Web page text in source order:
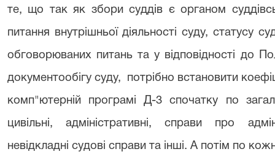
те, що так як збори суддів є органом
питання внутрішньої діяльності суду, статусу
обговорюваних питань та у відповідності до
документообігу суду, потрібно встановити
комп"ютерній програмі Д-3 спочатку по
цивільні, адміністративні, справи про
невідкладні судові справи та інші. А потім по